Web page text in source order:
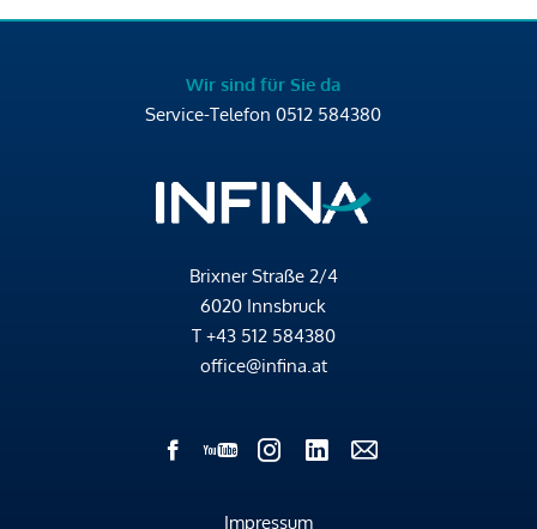
Wir sind für Sie da
Service-Telefon 0512 584380
Brixner Straße 2/4
6020 Innsbruck
T +43 512 584380
office@infina.at
Impressum